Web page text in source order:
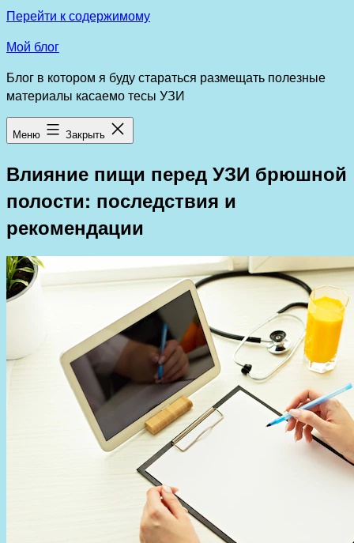
Перейти к содержимому
Мой блог
Блог в котором я буду стараться размещать полезные
материалы касаемо тесы УЗИ
Меню Закрыть
Влияние пищи перед УЗИ брюшной
полости: последствия и
рекомендации